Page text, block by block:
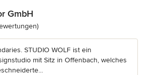
GmbH
5 von 5 Sternen
STUDIO WOLF ist ein
mit Sitz in Offenbach, welches